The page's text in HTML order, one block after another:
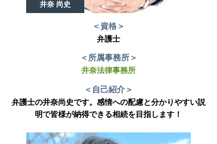
井奈 尚史
＜資格＞
弁護士
＜所属事務所＞
井奈法律事務所
＜自己紹介＞
弁護士の井奈尚史です。感情への配慮と分かりやすい説
明で皆様が納得できる相続を目指します！